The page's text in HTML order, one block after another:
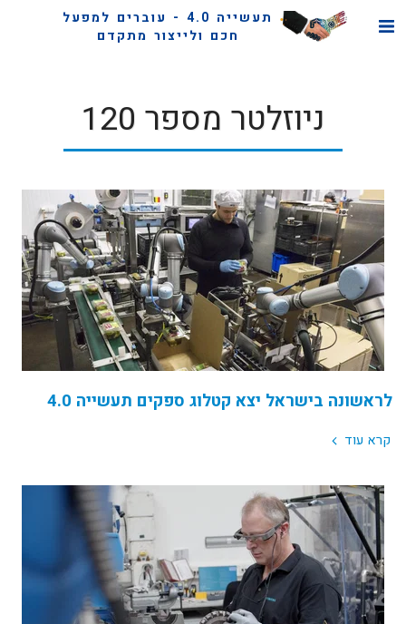
תעשייה 4.0 - עוברים למפעל
חכם ולייצור מתקדם
ניוזלטר מספר 120
לראשונה בישראל יצא קטלוג ספקים תעשייה 4.0
קרא עוד